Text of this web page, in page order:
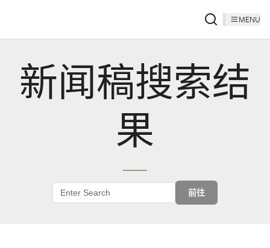
MENU
新闻稿搜索结
果
前往